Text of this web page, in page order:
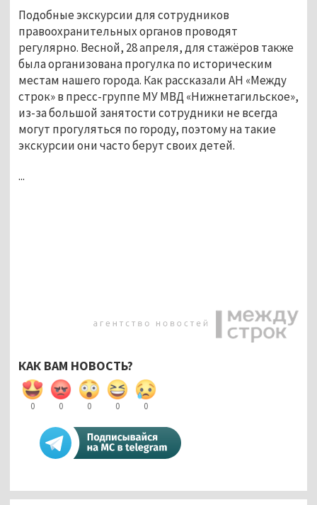
Подобные экскурсии для сотрудников
правоохранительных органов проводят
регулярно. Весной, 28 апреля, для стажёров также
была организована прогулка по историческим
местам нашего города. Как рассказали АН «Между
строк» в пресс-группе МУ МВД «Нижнетагильское»,
из-за большой занятости сотрудники не всегда
могут прогуляться по городу, поэтому на такие
экскурсии они часто берут своих детей.
...
КАК ВАМ НОВОСТЬ?
0 0 0 0 0